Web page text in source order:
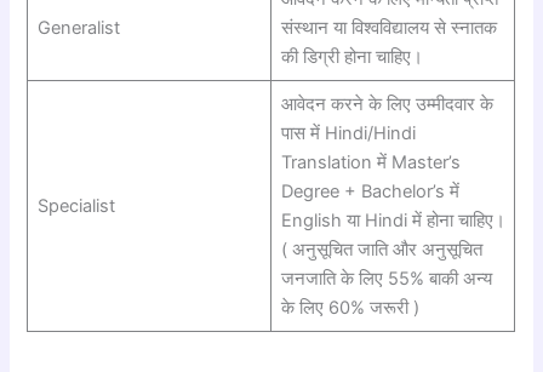
Generalist
संस्थान या विश्वविद्यालय से स्नातक
की डिग्री होना चाहिए।
Specialist
आवेदन करने के लिए उम्मीदवार के
पास में Hindi/Hindi
Translation में Master’s
Degree + Bachelor’s में
English या Hindi में होना चाहिए।
( अनुसूचित जाति और अनुसूचित
जनजाति के लिए 55% बाकी अन्य
के लिए 60% जरूरी )